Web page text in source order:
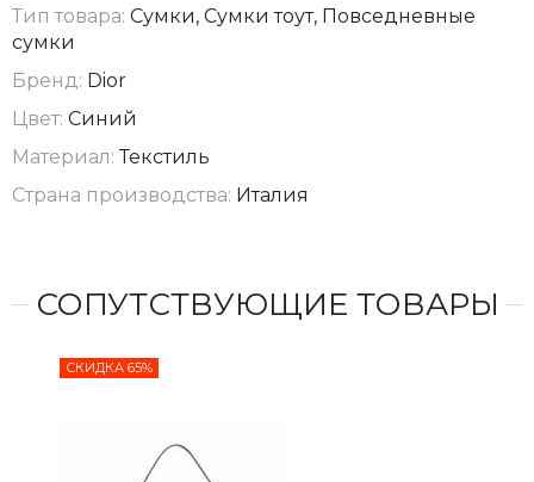
Тип товара: Сумки, Сумки тоут, Повседневные
сумки
Бренд: Dior
Цвет: Синий
Материал: Текстиль
Страна производства: Италия
СОПУТСТВУЮЩИЕ ТОВАРЫ
СКИДКА 65%